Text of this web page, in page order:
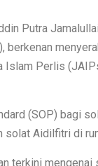
Putra
Islam Perlis
(SOP) bagi
solat Aidilfitri di
terkini